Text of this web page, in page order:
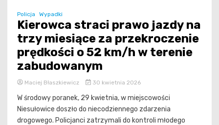
Policja Wypadki
Kierowca straci prawo jazdy na
trzy miesiące za przekroczenie
prędkości o 52 km/h w terenie
zabudowanym
Maciej Błaszkiewicz 30 kwietnia 2026
W środowy poranek, 29 kwietnia, w miejscowości
Niesułowice doszło do niecodziennego zdarzenia
drogowego. Policjanci zatrzymali do kontroli młodego